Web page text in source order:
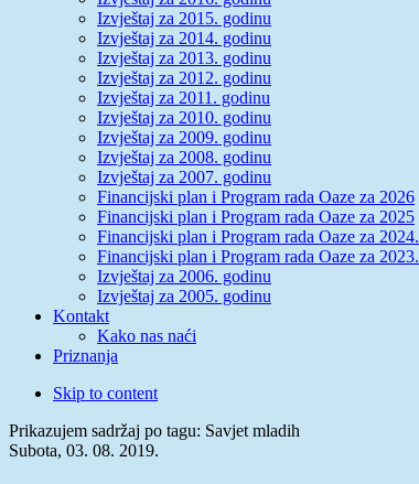
Izvještaj za 2015. godinu
Izvještaj za 2014. godinu
Izvještaj za 2013. godinu
Izvještaj za 2012. godinu
Izvještaj za 2011. godinu
Izvještaj za 2010. godinu
Izvještaj za 2009. godinu
Izvještaj za 2008. godinu
Izvještaj za 2007. godinu
Financijski plan i Program rada Oaze za 2026
Financijski plan i Program rada Oaze za 2025
Financijski plan i Program rada Oaze za 2024.
Financijski plan i Program rada Oaze za 2023.
Izvještaj za 2006. godinu
Izvještaj za 2005. godinu
Kontakt
Kako nas naći
Priznanja
Skip to content
Prikazujem sadržaj po tagu: Savjet mladih
Subota, 03. 08. 2019.